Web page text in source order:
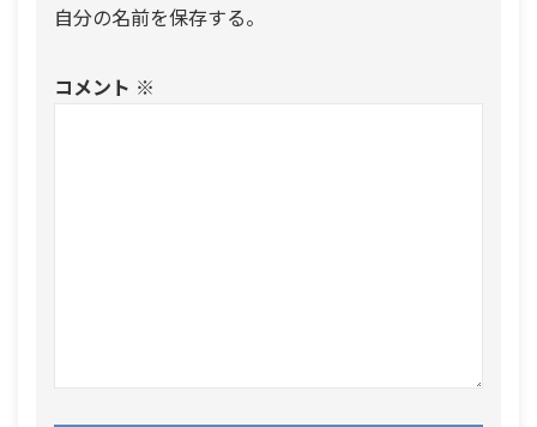
自分の名前を保存する。
コメント ※